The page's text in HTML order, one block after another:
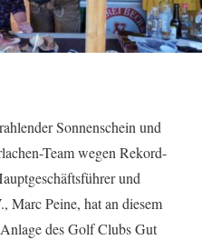
Sonnenschein und
Team wegen Rekord-
und
Marc Peine, hat an diesem
des Golf Clubs Gut